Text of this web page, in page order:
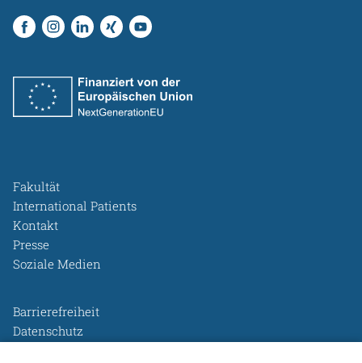
Fakultät
International Patients
Kontakt
Presse
Soziale Medien
Barrierefreiheit
Datenschutz